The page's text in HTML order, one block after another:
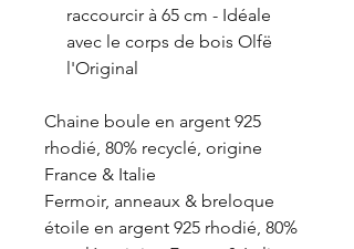
raccourcir à 65 cm - Idéale
avec le corps de bois Olfë
l'Original
Chaine boule en argent 925
rhodié, 80% recyclé, origine
France & Italie
Fermoir, anneaux & breloque
étoile en argent 925 rhodié, 80%